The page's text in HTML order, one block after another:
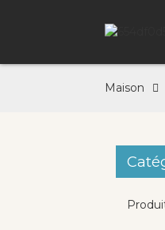
Maison